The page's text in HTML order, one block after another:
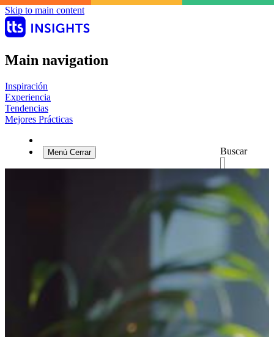
Skip to main content
Main navigation
Inspiración
Experiencia
Tendencias
Mejores Prácticas
Buscar
Menú Cerrar